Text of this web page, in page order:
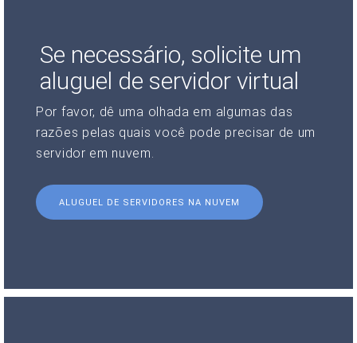
Se necessário, solicite um
aluguel de servidor virtual
Por favor, dê uma olhada em algumas das
razões pelas quais você pode precisar de um
servidor em nuvem.
ALUGUEL DE SERVIDORES NA NUVEM